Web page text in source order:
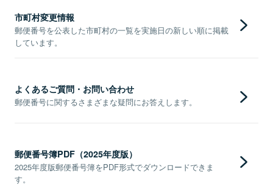
市町村変更情報
郵便番号を公表した市町村の一覧を実施日の新しい順に掲載
しています。
よくあるご質問・お問い合わせ
郵便番号に関するさまざまな疑問にお答えします。
郵便番号簿PDF（2025年度版）
2025年度版郵便番号簿をPDF形式でダウンロードできま
す。